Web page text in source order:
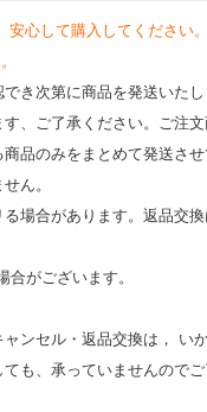
心して購入してください
き次第に商品を発送いた
、ご了承ください。ご注
品のみをまとめて発送さ
ん。
場合があります。返品交
がございます。
ンセル・返品交換は， い
も、承っていませんので